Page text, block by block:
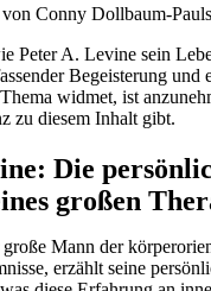
Conny Dollbaum-
Peter A. Levine sein
Begeisterung und
widmet, ist
zu diesem Inhalt gibt.
Die
großen
Mann der
erzählt seine